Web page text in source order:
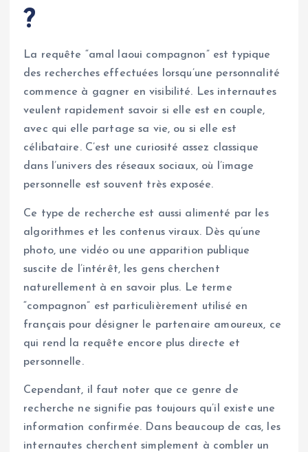
?
La requête “amal laoui compagnon” est typique
des recherches effectuées lorsqu’une personnalité
commence à gagner en visibilité. Les internautes
veulent rapidement savoir si elle est en couple,
avec qui elle partage sa vie, ou si elle est
célibataire. C’est une curiosité assez classique
dans l’univers des réseaux sociaux, où l’image
personnelle est souvent très exposée.
Ce type de recherche est aussi alimenté par les
algorithmes et les contenus viraux. Dès qu’une
photo, une vidéo ou une apparition publique
suscite de l’intérêt, les gens cherchent
naturellement à en savoir plus. Le terme
“compagnon” est particulièrement utilisé en
français pour désigner le partenaire amoureux, ce
qui rend la requête encore plus directe et
personnelle.
Cependant, il faut noter que ce genre de
recherche ne signifie pas toujours qu’il existe une
information confirmée. Dans beaucoup de cas, les
internautes cherchent simplement à combler un